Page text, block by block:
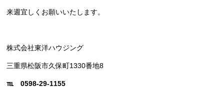
来週宜しくお願いいたします。
株式会社東洋ハウジング
三重県松阪市久保町1330番地8
℡ 0598-29-1155